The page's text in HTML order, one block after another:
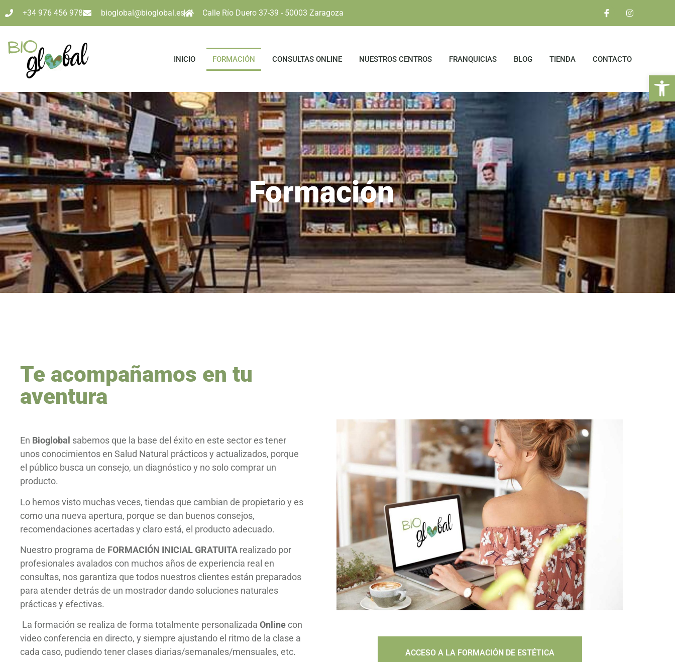
+34 976 456 978 bioglobal@bioglobal.es Calle Río Duero 37-39 - 50003 Zaragoza
INICIO FORMACIÓN CONSULTAS ONLINE NUESTROS CENTROS FRANQUICIAS BLOG TIENDA CONTACTO
Formación
Te acompañamos en tu
aventura
En Bioglobal sabemos que la base del éxito en este sector es tener
unos conocimientos en Salud Natural prácticos y actualizados, porque
el público busca un consejo, un diagnóstico y no solo comprar un
producto.
Lo hemos visto muchas veces, tiendas que cambian de propietario y es
como una nueva apertura, porque se dan buenos consejos,
recomendaciones acertadas y claro está, el producto adecuado.
Nuestro programa de FORMACIÓN INICIAL GRATUITA realizado por
profesionales avalados con muchos años de experiencia real en
consultas, nos garantiza que todos nuestros clientes están preparados
para atender detrás de un mostrador dando soluciones naturales
prácticas y efectivas.
La formación se realiza de forma totalmente personalizada Onlinecon
video conferencia en directo, y siempre ajustando el ritmo de la clase a
cada caso, pudiendo tener clases diarias/semanales/mensuales, etc.
ACCESO A LA FORMACIÓN DE ESTÉTICA